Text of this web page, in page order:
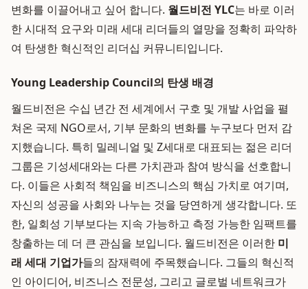
변화를 이끌어내고 싶어 합니다. 월드비전 YLC는 바로 이러
한 시대적 요구와 미래 세대 리더들의 열망을 정확히 파악하
여 탄생한 혁신적인 리더십 커뮤니티입니다.
Young Leadership Council의 탄생 배경
월드비전은 수십 년간 전 세계에서 구호 및 개발 사업을 펼
쳐온 국제 NGO로서, 기부 문화의 변화를 누구보다 먼저 감
지했습니다. 특히 밀레니얼 및 Z세대로 대표되는 젊은 리더
그룹은 기성세대와는 다른 가치관과 참여 방식을 선호합니
다. 이들은 사회적 책임을 비즈니스의 핵심 가치로 여기며,
자신의 성공을 사회와 나누는 것을 당연하게 생각합니다. 또
한, 일회성 기부보다는 지속 가능하고 측정 가능한 임팩트를
창출하는 데 더 큰 관심을 보입니다. 월드비전은 이러한 미
래 세대 기업가들의 잠재력에 주목했습니다. 그들의 혁신적
인 아이디어, 비즈니스 전문성, 그리고 글로벌 네트워크가